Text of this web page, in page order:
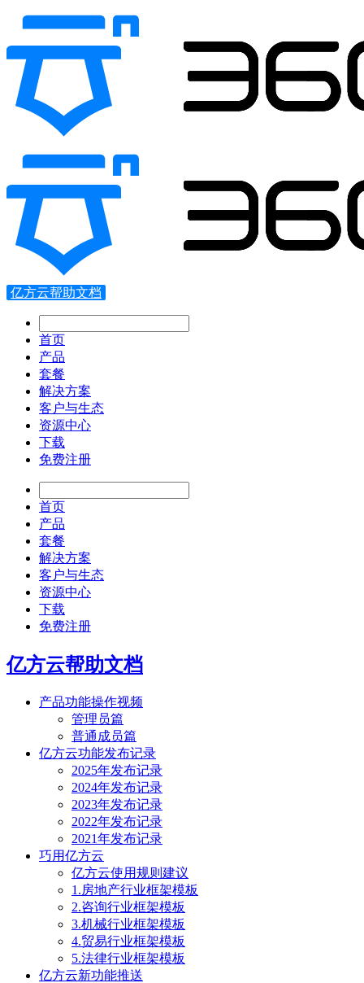
亿方云帮助文档
首页
产品
套餐
解决方案
客户与生态
资源中心
下载
免费注册
首页
产品
套餐
解决方案
客户与生态
资源中心
下载
免费注册
亿方云帮助文档
产品功能操作视频
管理员篇
普通成员篇
亿方云功能发布记录
2025年发布记录
2024年发布记录
2023年发布记录
2022年发布记录
2021年发布记录
巧用亿方云
亿方云使用规则建议
1.房地产行业框架模板
2.咨询行业框架模板
3.机械行业框架模板
4.贸易行业框架模板
5.法律行业框架模板
亿方云新功能推送